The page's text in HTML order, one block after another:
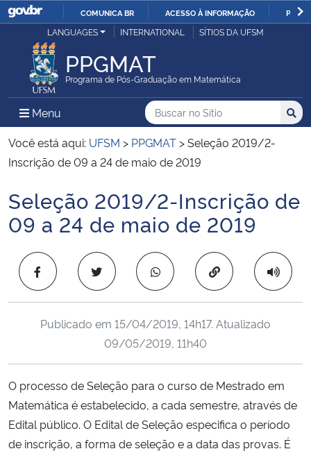
IR
COMUNICA BR ACESSO À INFORMAÇÃO
Ministério da Justiça e Segurança Pública
Ministério da Defesa
Ministério das Relações Exteriores
Ministério da Infraestrutura
Ministério da Educação
Ministério da Cidadania
Ministério de Minas e Energia
Ministério da Ciência, Tecnologia, Inovações e Comunicações
LANGUAGES INTERNATIONAL SÍTIOS DA UFSM
PPGMAT
Programa de Pós-Graduação em Matemática
Menu Menu Principal do Sítio
Busca
Buscar no no Sítio
Busca:
Você está aqui: UFSM > PPGMAT >Seleção 2019/2-
Inscrição de 09 a 24 de maio de 2019
Início do conteúdo
Seleção 2019/2-Inscrição de
09 a 24 de maio de 2019
Copiar para área
Publicado em 15/04/2019, 14h17. Atualizado
09/05/2019, 11h40
O processo de Seleção para o curso de Mestrado em
Matemática é estabelecido, a cada semestre, através de
Edital público. O Edital de Seleção especifica o período
de inscrição, a forma de seleção e a data das provas. É